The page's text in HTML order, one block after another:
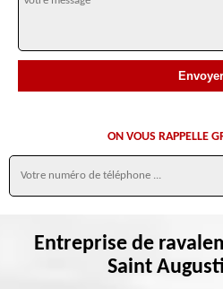
ON VOUS RAPPELLE
Entreprise de
Saint